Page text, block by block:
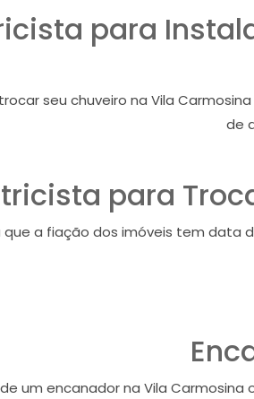
para
seu chuveiro na Vila
de
para
que a fiação dos imóveis tem data
um encanador na Vila